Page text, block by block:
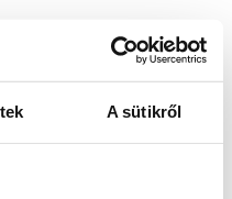
A sütikről